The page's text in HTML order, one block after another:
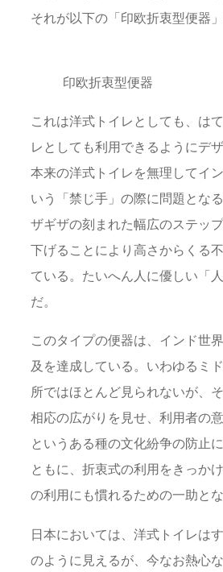
それが以下の「印欧折衷型便器」
印欧折衷型便器
これは洋式トイレとしても、は
レとしても利用できるようにデ
本来の洋式トイレを無理してイ
いう「禁じ手」の際に問題とな
ザギザの刻まれた幅広のステッ
下げることにより高さからくる
ている。たいへん人に優しい「
だ。
このタイプの便器は、インド世
及を達成している。いわゆるミ
所ではほとんど見られないが、
相応の広がりを見せ、利用者の
というある種の文化紛争の防止
ともに、折衷式の利用をきっか
の利用にも慣れるための一助とな
日本においては、洋式トイレは
のように見えるが、今なお熱心